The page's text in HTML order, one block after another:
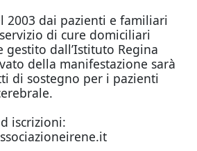
2003 dai pazienti e familiari
di cure domiciliari
dall’Istituto Regina
della manifestazione sarà
di sostegno per i pazienti
iscrizioni: